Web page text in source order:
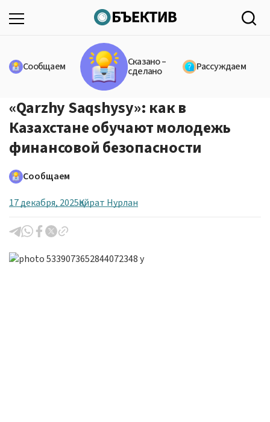
Сообщаем Сказано –
сделано Рассуждаем
«Qarzhy Saqshysy»: как в
Казахстане обучают молодежь
финансовой безопасности
Сообщаем
17 декабря, 2025Қайрат Нурлан